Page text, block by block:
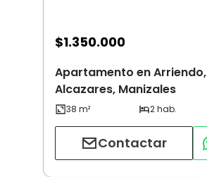
$1.350.000
Apartamento en Arriendo,
Alcazares, Manizales
Contactar